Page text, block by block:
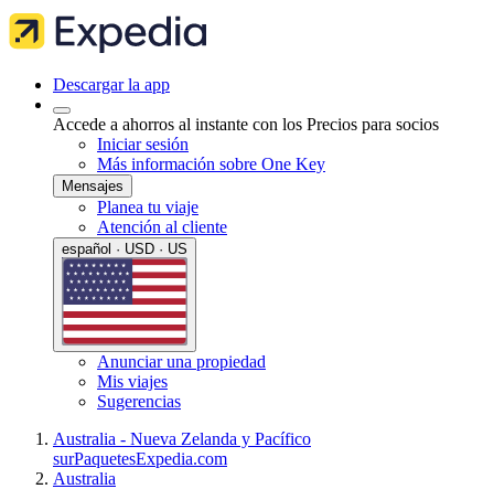
Descargar la app
Accede a ahorros al instante con los Precios para socios
Iniciar sesión
Más información sobre One Key
Mensajes
Planea tu viaje
Atención al cliente
español · USD · US
Anunciar una propiedad
Mis viajes
Sugerencias
Australia - Nueva Zelanda y Pacífico
surPaquetesExpedia.com
Australia